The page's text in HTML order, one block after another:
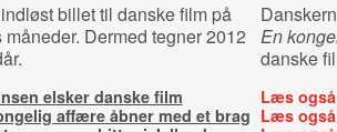
billet til danske film på
Dermed tegner 2012
elsker danske film
affære åbner med et brag
En
danske
Læs
Læs